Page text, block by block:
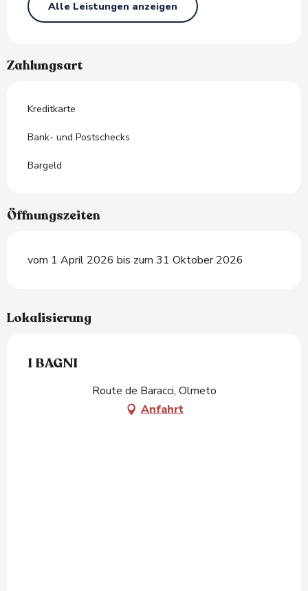
Alle Leistungen anzeigen
Zahlungsart
Kreditkarte
Bank- und Postschecks
Bargeld
Öffnungszeiten
vom 1 April 2026 bis zum 31 Oktober 2026
Lokalisierung
I BAGNI
Route de Baracci, Olmeto
Anfahrt